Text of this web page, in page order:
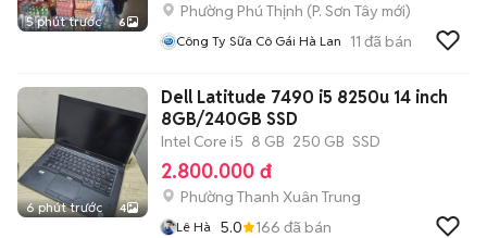
5 phút trước 6
Phường Phú Thịnh (P. Sơn Tây mới)
Công Ty Sữa Cô Gái Hà Lan 11 đã bán
6 phút trước 4
Dell Latitude 7490 i5 8250u 14 inch
8GB/240GB SSD
Intel Core i5 8 GB 250 GB SSD
2.800.000 đ
Phường Thanh Xuân Trung
Lê Hà 5.0 166 đã bán